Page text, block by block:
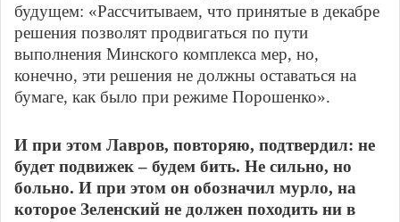
будущем: «Рассчитываем, что принятые в декабре
решения позволят продвигаться по пути
выполнения Минского комплекса мер, но,
конечно, эти решения не должны оставаться на
бумаге, как было при режиме Порошенко».
И при этом Лавров, повторяю, подтвердил: не
будет подвижек – будем бить. Не сильно, но
больно. И при этом он обозначил мурло, на
которое Зеленский не должен походить ни в